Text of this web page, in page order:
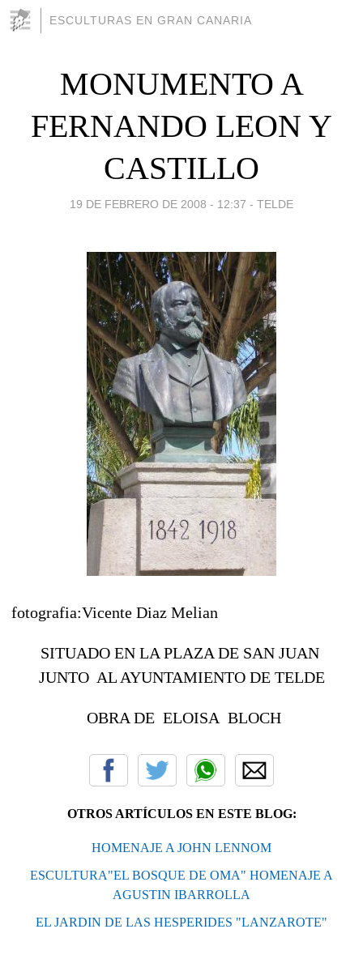
ESCULTURAS EN GRAN CANARIA
MONUMENTO A
FERNANDO LEON Y
CASTILLO
19 DE FEBRERO DE 2008 - 12:37 - TELDE
fotografia:Vicente Diaz Melian
SITUADO EN LA PLAZA DE SAN JUAN
JUNTO AL AYUNTAMIENTO DE TELDE
OBRA DE ELOISA BLOCH
OTROS ARTÍCULOS EN ESTE BLOG:
HOMENAJE A JOHN LENNOM
ESCULTURA"EL BOSQUE DE OMA" HOMENAJE A
AGUSTIN IBARROLLA
EL JARDIN DE LAS HESPERIDES "LANZAROTE"